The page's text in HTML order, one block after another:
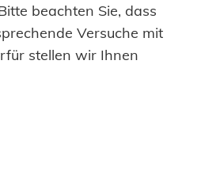
beachten Sie, dass
Versuche mit
stellen wir Ihnen